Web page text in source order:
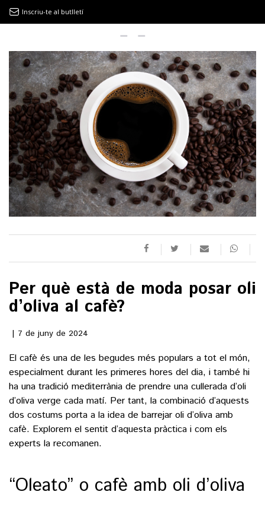
9MAGAZÍN
EL CLÀSSIC | ALBERT PLA
“LA VIDA ÉS COM LA MAR: SEMPRE BUSCA L’EQUILIBRI”
NOVETATS DISCOGRÀFIQUES
EL CLÀSSIC | ELS 3 TAMBORS
TEMÀTIQUES
()
POLÍTICA
ECONOMIA
VEURE TOTES
FUTBOL
HOQUEI PATINS
MOTOR
CULTURA
ARTS ESCÈNIQUES
CULTURA POPULAR
CALAIX
SUPLEMENTS
9MAGAZÍN
Inscriu-te al butlletí
Per què està de moda posar oli
d’oliva al cafè?
7 de juny de 2024
El cafè és una de les begudes més populars a tot el món,
especialment durant les primeres hores del dia, i també hi
ha una tradició mediterrània de prendre una cullerada d’oli
d’oliva verge cada matí. Per tant, la combinació d’aquests
dos costums porta a la idea de barrejar oli d’oliva amb
cafè. Explorem el sentit d’aquesta pràctica i com els
experts la recomanen.
“Oleato” o cafè amb oli d’oliva